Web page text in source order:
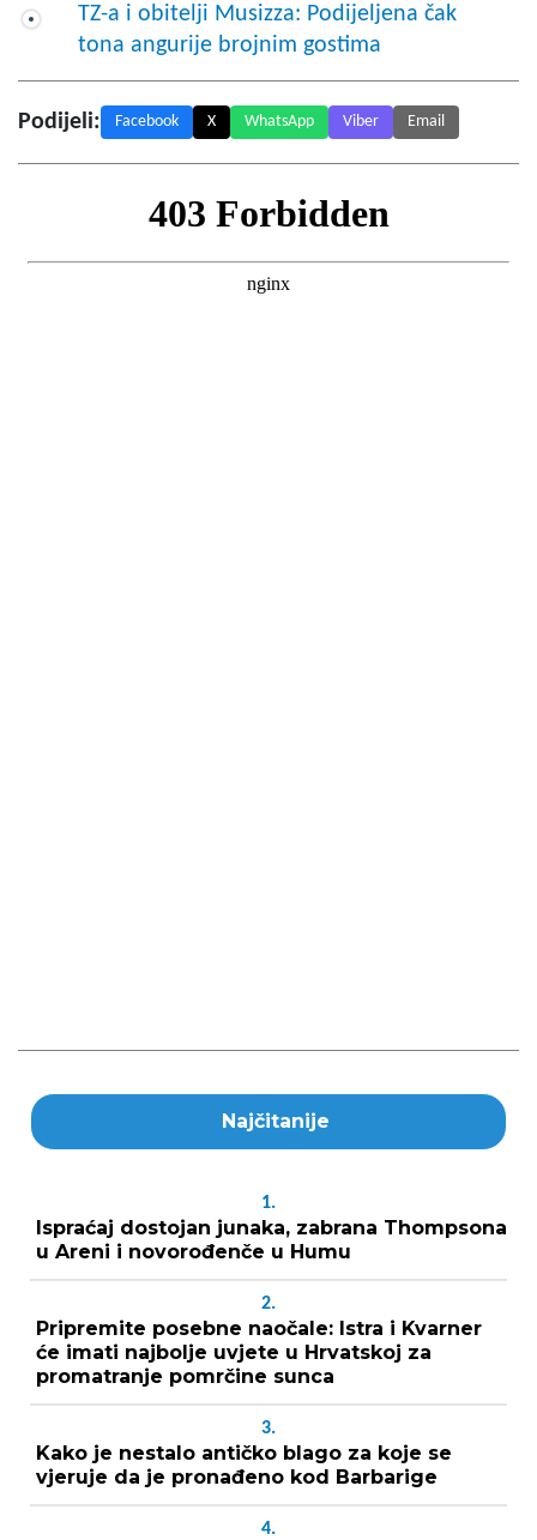
TZ-a i obitelji Musizza: Podijeljena čak
tona angurije brojnim gostima
Podijeli: Facebook X WhatsApp Viber Email
Najčitanije
1.
Ispraćaj dostojan junaka, zabrana Thompsona
u Areni i novorođenče u Humu
2.
Pripremite posebne naočale: Istra i Kvarner
će imati najbolje uvjete u Hrvatskoj za
promatranje pomrčine sunca
3.
Kako je nestalo antičko blago za koje se
vjeruje da je pronađeno kod Barbarige
4.